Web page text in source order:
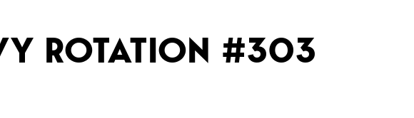
ROTATION #303